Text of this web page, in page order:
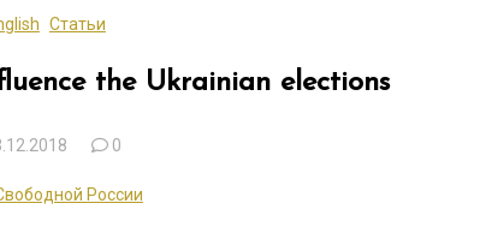
Статьи
the Ukrainian elections
0
России